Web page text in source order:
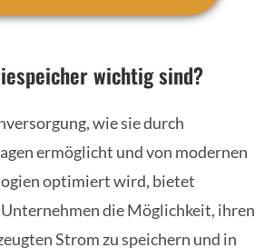
wichtig sind?
wie sie durch
ermöglicht und von modernen
optimiert wird, bietet
die Möglichkeit, ihren
Strom zu speichern und in